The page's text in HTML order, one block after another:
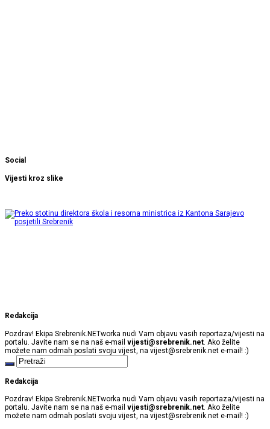
Social
Vijesti kroz slike
Redakcija
Pozdrav! Ekipa Srebrenik.NETworka nudi Vam objavu vasih reportaza/vijesti na
portalu. Javite nam se na naš e-mail vijesti@srebrenik.net . Ako želite
možete nam odmah poslati svoju vijest, na vijest@srebrenik.net e-mail! :)
Redakcija
Pozdrav! Ekipa Srebrenik.NETworka nudi Vam objavu vasih reportaza/vijesti na
portalu. Javite nam se na naš e-mail vijesti@srebrenik.net. Ako želite
možete nam odmah poslati svoju vijest, na vijest@srebrenik.net e-mail! :)